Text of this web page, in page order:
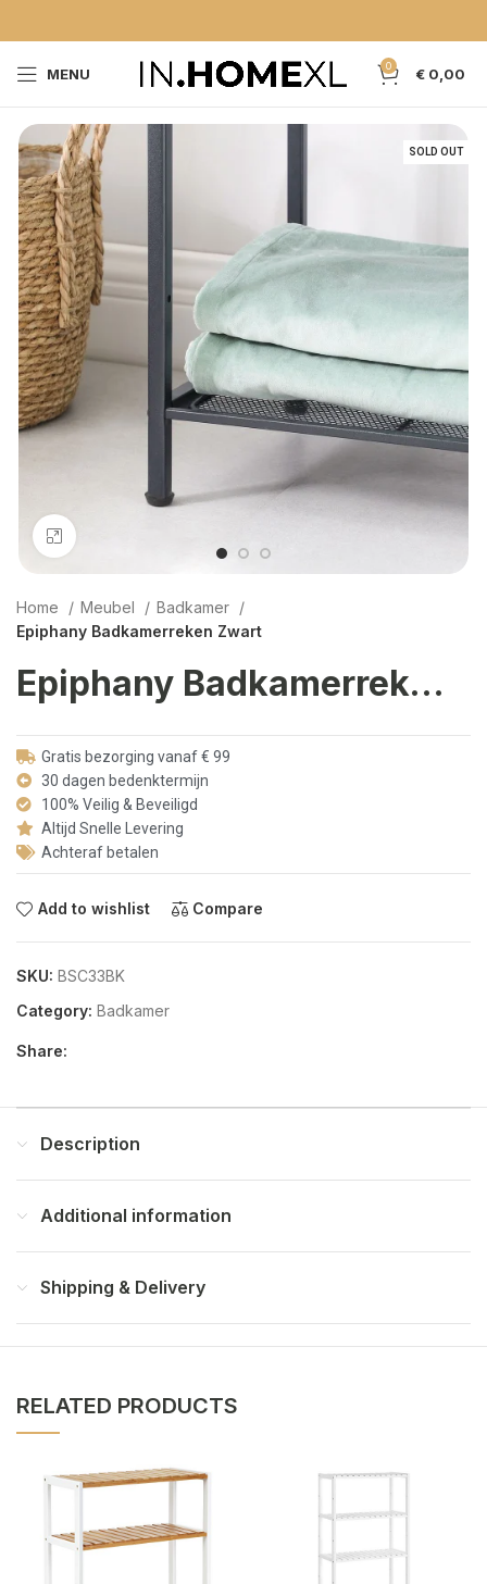
MENU 0 € 0,00
SOLD OUT
Home Meubel
Badkamer
Epiphany Badkamerreken Zwart
Epiphany Badkamerreken Zwart
Gratis bezorging vanaf € 99
30 dagen bedenktermijn
100% Veilig & Beveiligd
Altijd Snelle Levering
Achteraf betalen
Add to wishlist Compare
SKU: BSC33BK
Category: Badkamer
Share:
Description
Additional information
Shipping & Delivery
RELATED PRODUCTS